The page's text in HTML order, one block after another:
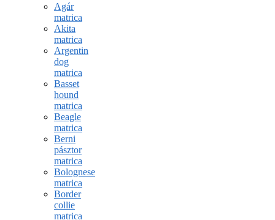
Agár
matrica
Akita
matrica
Argentin
dog
matrica
Basset
hound
matrica
Beagle
matrica
Berni
pásztor
matrica
Bolognese
matrica
Border
collie
matrica